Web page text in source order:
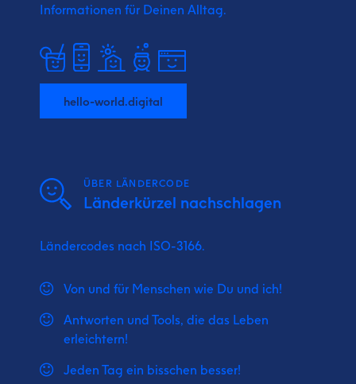
Informationen für Deinen Alltag.
hello-world.digital
ÜBER LÄNDERCODE
Länderkürzel nachschlagen
Ländercodes nach ISO-3166.
Von und für Menschen wie Du und ich!
Antworten und Tools, die das Leben
erleichtern!
Jeden Tag ein bisschen besser!